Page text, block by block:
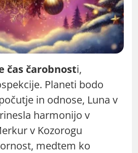
čas čarobnosti,
Planeti bodo
in odnose, Luna v
harmonijo v
v Kozorogu
medtem ko